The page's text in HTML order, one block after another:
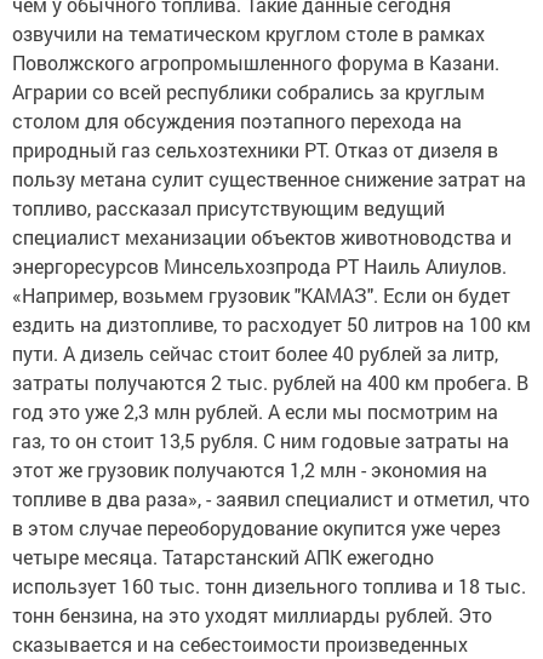
озвучили на тематическом круглом столе в рамках
Поволжского агропромышленного форума в Казани.
Аграрии со всей республики собрались за круглым
столом для обсуждения поэтапного перехода на
природный газ сельхозтехники РТ. Отказ от дизеля в
пользу метана сулит существенное снижение затрат на
топливо, рассказал присутствующим ведущий
специалист механизации объектов животноводства и
энергоресурсов Минсельхозпрода РТ Наиль Алиулов.
«Например, возьмем грузовик "КАМАЗ". Если он будет
ездить на дизтопливе, то расходует 50 литров на 100 км
пути. А дизель сейчас стоит более 40 рублей за литр,
затраты получаются 2 тыс. рублей на 400 км пробега. В
год это уже 2,3 млн рублей. А если мы посмотрим на
газ, то он стоит 13,5 рубля. С ним годовые затраты на
этот же грузовик получаются 1,2 млн - экономия на
топливе в два раза», - заявил специалист и отметил, что
в этом случае переоборудование окупится уже через
четыре месяца. Татарстанский АПК ежегодно
использует 160 тыс. тонн дизельного топлива и 18 тыс.
тонн бензина, на это уходят миллиарды рублей. Это
сказывается и на себестоимости произведенных